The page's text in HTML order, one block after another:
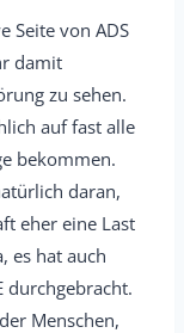
Seite von ADS
damit
zu sehen.
auf fast alle
bekommen.
daran,
eher eine Last
es hat auch
durchgebracht.
Menschen,